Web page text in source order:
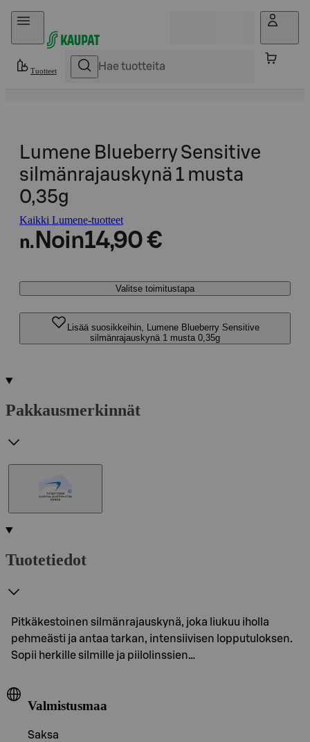
Hyppää sisältöön
Tuotteet
Lumene Blueberry Sensitive
silmänrajauskynä 1 musta
0,35g
Kaikki Lumene-tuotteet
n. Noin14,90 €
Valitse toimitustapa
Lisää suosikkeihin, Lumene Blueberry Sensitive
silmänrajauskynä 1 musta 0,35g
Pakkausmerkinnät
Tuotetiedot
Pitkäkestoinen silmänrajauskynä, joka liukuu iholla
pehmeästi ja antaa tarkan, intensiivisen lopputuloksen.
Sopii herkille silmille ja piilolinssien…
Valmistusmaa
Saksa